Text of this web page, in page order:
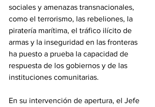
sociales y amenazas transnacionales,
como el terrorismo, las rebeliones, la
piratería marítima, el tráfico ilícito de
armas y la inseguridad en las fronteras
ha puesto a prueba la capacidad de
respuesta de los gobiernos y de las
instituciones comunitarias.
En su intervención de apertura, el Jefe